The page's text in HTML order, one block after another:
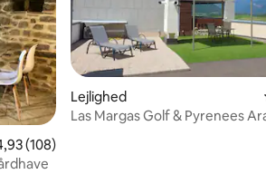
ud af 5 i gennemsnitlig bedømmelse,
(108)
Lejlighed
Las Margas Golf & Pyrenees